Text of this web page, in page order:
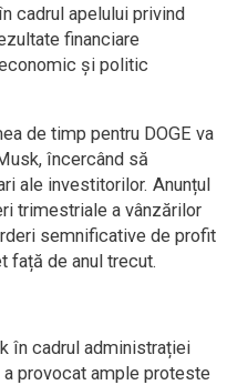
cadrul apelului privind
financiare
și politic
de timp pentru DOGE va
încercând să
ale investitorilor. Anunțul
trimestriale a vânzărilor
semnificative de profit
față de anul trecut.
în cadrul administrației
a provocat ample proteste